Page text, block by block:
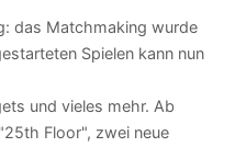
das Matchmaking wurde
Spielen kann nun
und vieles mehr. Ab
Floor", zwei neue